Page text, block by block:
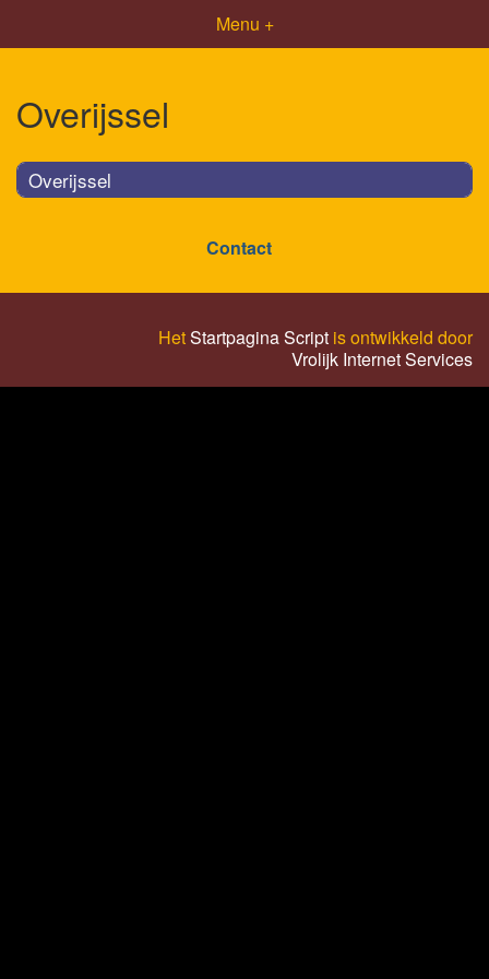
Menu +
Overijssel
Overijssel
Contact
HetStartpagina Script is ontwikkeld door
Vrolijk Internet Services